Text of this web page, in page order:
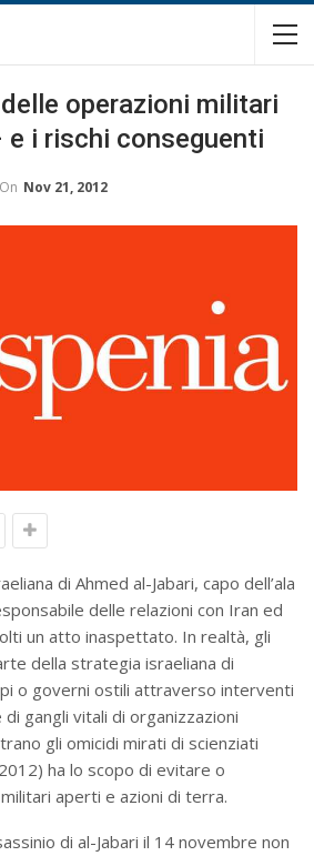
operazioni militari
e i rischi conseguenti
On Nov 21, 2012
di Ahmed al-Jabari, capo dell’ala
delle relazioni con Iran ed
un atto inaspettato. In realtà, gli
della strategia israeliana di
o governi ostili attraverso interventi
di gangli vitali di organizzazioni
gli omicidi mirati di scienziati
ha lo scopo di evitare o
aperti e azioni di terra.
di al-Jabari il 14 novembre non